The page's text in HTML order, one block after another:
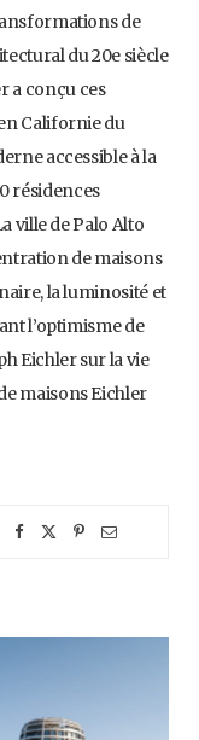
de
du 20e siècle
a conçu ces
Californie du
accessible à la
résidences
ville de Palo Alto
de maisons
la luminosité et
l’optimisme de
Eichler sur la vie
maisons Eichler